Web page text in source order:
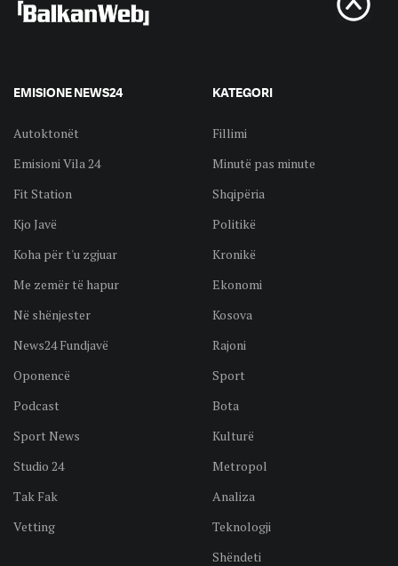
EMISIONE NEWS24
Autoktonët
Emisioni Vila 24
Fit Station
Kjo Javë
Koha për t'u zgjuar
Me zemër të hapur
Në shënjester
News24 Fundjavë
Oponencë
Podcast
Sport News
Studio 24
Tak Fak
Vetting
KATEGORI
Fillimi
Minutë pas minute
Shqipëria
Politikë
Kronikë
Ekonomi
Kosova
Rajoni
Sport
Bota
Kulturë
Metropol
Analiza
Teknologji
Shëndeti